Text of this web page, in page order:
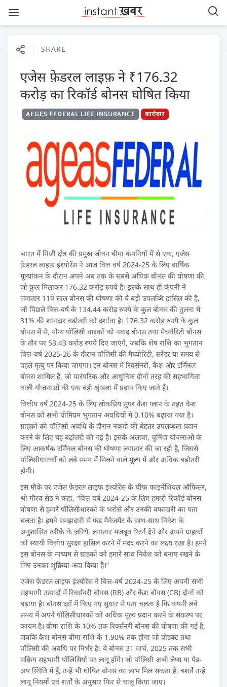
SHARE
एजेस फ़ेडरल लाइफ़ ने ₹176.32
करोड़ का रिकॉर्ड बोनस घोषित किया
AEGES FEDERAL LIFE INSURANCE कारोबार
भारत में निजी क्षेत्र की प्रमुख जीवन बीमा कंपनियों में से एक, एजेस
फ़ेडरल लाइफ़ इंश्योरेंस ने आज वित्त वर्ष 2024-25 के लिए वार्षिक
मूल्यांकन के दौरान अपने अब तक के सबसे अधिक बोनस की घोषणा की,
जो कुल मिलाकर 176.32 करोड़ रुपये है। इसके साथ ही कंपनी ने
लगातार 11वें साल बोनस की घोषणा की ये बड़ी उपलब्धि हासिल की है,
जो पिछले वित्त-वर्ष के 134.44 करोड़ रुपये के कुल बोनस की तुलना में
31% की शानदार बढ़ोतरी को दर्शाता है। 176.32 करोड़ रुपये के कुल
बोनस में से, योग्य पॉलिसी धारकों को नकद बोनस तथा मैच्योरिटी बोनस
के तौर पर 53.43 करोड़ रुपये दिए जाएंगे, जबकि शेष राशि का भुगतान
वित्त-वर्ष 2025-26 के दौरान पॉलिसी की मैच्योरिटी, सरेंडर या समय से
पहले मृत्यु पर किया जाएगा। इन बोनस में रिवर्सनरी, कैश और टर्मिनल
बोनस शामिल हैं, जो पारंपरिक और आधुनिक दोनों तरह की सहभागिता
वाली योजनाओं की एक बड़ी श्रृंखला में प्रदान किए जाते हैं।
वित्तीय वर्ष 2024-25 के लिए लोकप्रिय सुपर कैश प्लान के तहत कैश
बोनस को सभी प्रीमियम भुगतान अवधियों में 0.10% बढ़ाया गया है।
ग्राहकों को पॉलिसी अवधि के दौरान नकदी की बेहतर उपलब्धता प्रदान
करने के लिए यह बढ़ोतरी की गई है। इसके अलावा, चुनिंदा योजनाओं के
लिए आकर्षक टर्मिनल बोनस की घोषणा लगातार की जा रही है, जिससे
पॉलिसीधारकों को लंबे समय में मिलने वाले मूल्य में और अधिक बढ़ोतरी
होगी।
इस मौके पर एजेस फ़ेडरल लाइफ़ इंश्योरेंस के चीफ़ फाइनेंशियल ऑफिसर,
श्री गौरव सेठ ने कहा, “वित्त वर्ष 2024-25 के लिए हमारी रिकॉर्ड बोनस
घोषणा से हमारे पॉलिसीधारकों के भरोसे और उनकी वफादारी का पता
चलता है। हमने समझदारी से फंड मैनेजमेंट के साथ-साथ निवेश के
अनुशासित तरीके के ज़रिये, लगातार मजबूत रिटर्न देने और अपने ग्राहकों
को स्थायी वित्तीय सुरक्षा हासिल करने में मदद करने का लक्ष्य रखा है। हमने
इस बोनस के माध्यम से ग्राहकों को हमारे साथ निवेश को बनाए रखने के
लिए उनका शुक्रिया अदा किया है।”
एजेस फ़ेडरल लाइफ़ इंश्योरेंस ने वित्त-वर्ष 2024-25 के लिए अपनी सभी
सहभागी उत्पादों में रिवर्सनरी बोनस (RB) और कैश बोनस (CB) दोनों को
बढ़ाया है। बोनस दरों में किए गए सुधार से पता चलता है कि कंपनी लंबे
समय में अपने पॉलिसीधारकों को अधिक मूल्य प्रदान करने के संकल्प पर
कायम है। बीमा राशि के 10% तक रिवर्सनरी बोनस की घोषणा की गई है,
जबकि कैश बोनस बीमा राशि के 1.90% तक होगा जो प्रोडक्ट तथा
पॉलिसी की अवधि पर निर्भर है। ये बोनस 31 मार्च, 2025 तक सभी
सक्रिय सहभागी पॉलिसियों पर लागू होंगे। जो पॉलिसी अभी लैप्स या पेड-
अप स्थिति में हैं, उन्हें भी घोषित बोनस का लाभ मिल सकता है, बशर्ते उन्हें
लागू नियमों एवं शर्तों के अनुसार फिर से चालू किया जाए।